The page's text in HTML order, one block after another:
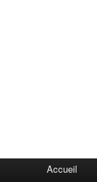
Accueil